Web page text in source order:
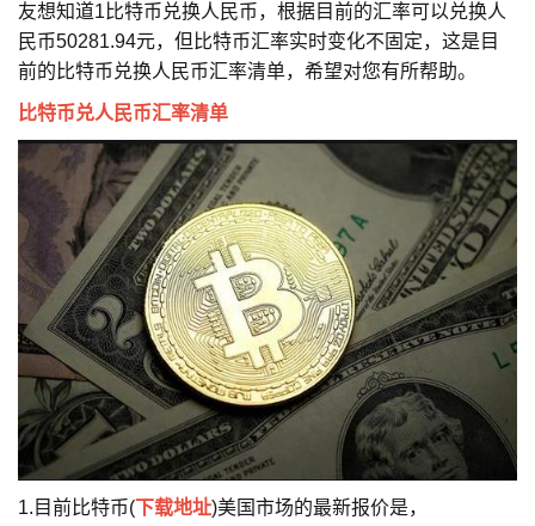
友想知道1比特币兑换人民币，根据目前的汇率可以兑换人
民币50281.94元，但比特币汇率实时变化不固定，这是目
前的比特币兑换人民币汇率清单，希望对您有所帮助。
比特币兑人民币汇率清单
1.目前比特币(下载地址)美国市场的最新报价是，